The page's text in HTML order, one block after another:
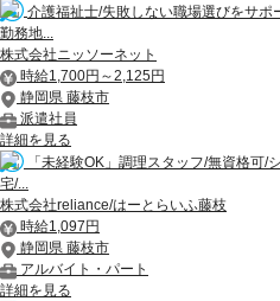
介護福祉士/失敗しない職場選びをサ
勤務地...
株式会社ニッソーネット
時給1,700円～2,125円
静岡県 藤枝市
派遣社員
詳細を見る
「未経験OK」調理スタッフ/無資格可
宅/...
株式会社reliance/はーとらいふ藤枝
時給1,097円
静岡県 藤枝市
アルバイト・パート
詳細を見る